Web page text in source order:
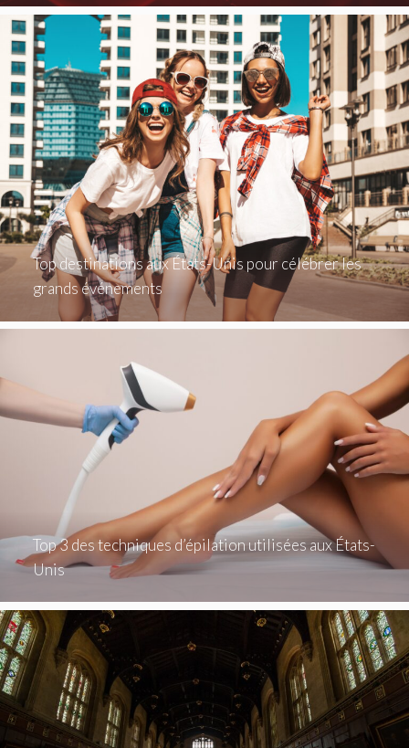
Top destinations aux États-Unis pour célébrer les
grands événements
Top 3 des techniques d’épilation utilisées aux États-
Unis